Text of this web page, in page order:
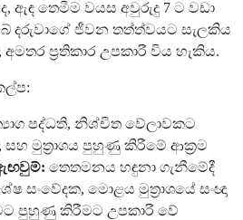
ඇඳ තෙමීම වයස අවුරුදු 7 ට වඩා
දරුවාගේ ජීවන තත්ත්වයට සැලකිය
ප්‍රතිකාර උපකාරී විය හැකිය.
පද්ධති, නිශ්චිත වේලාවකට
සහ මුත්‍රාශය පුහුණු කිරීමේ ආක්‍රම
තෙතමනය හඳුනා ගැනීමේදී
සංවේදක, මොළය මුත්‍රාශයේ සංඥා
පුහුණු කිරීමට උපකාරී වේ